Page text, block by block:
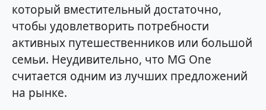
который вместительный достаточно,
чтобы удовлетворить потребности
активных путешественников или большой
семьи. Неудивительно, что MG One
считается одним из лучших предложений
на рынке.